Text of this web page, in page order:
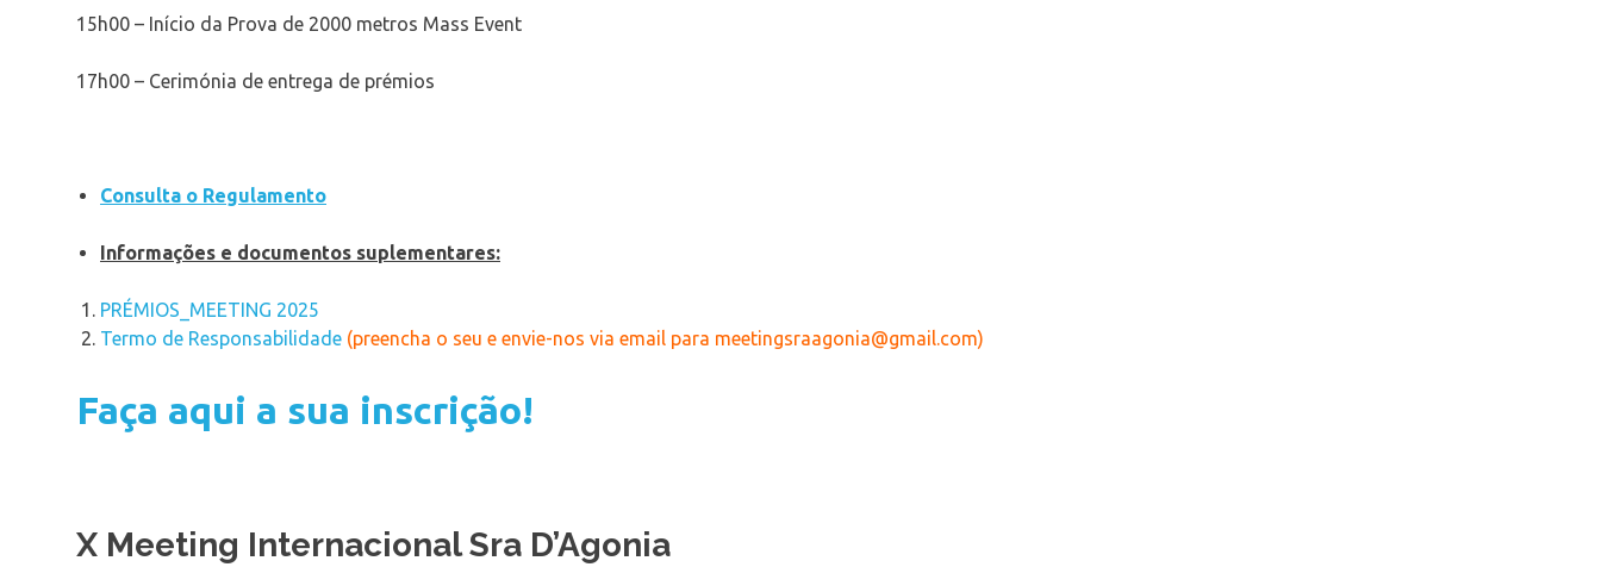
15h00 – Início da Prova de 2000 metros Mass Event
17h00 – Cerimónia de entrega de prémios
Consulta o Regulamento
Informações e documentos suplementares:
PRÉMIOS_MEETING 2025
Termo de Responsabilidade (preencha o seu e envie-nos via email para meetingsraagonia@gmail.com)
Faça aqui a sua inscrição!
X Meeting Internacional Sra D’Agonia